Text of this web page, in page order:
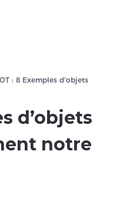
: 8 Exemples d'objets
d’objets
notre